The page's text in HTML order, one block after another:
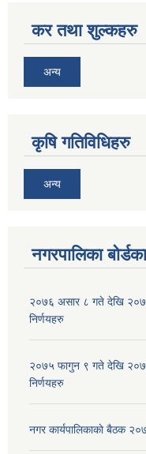
कर तथा शुल्कहरु
अन्य
कृषि गतिविधिहरु
अन्य
नगरपालिका
२०७६ असार ८ गते देखि
निर्णयहरु
२०७५ फागुन ९ गते देखि
निर्णयहरु
नगर कार्यपालिकाकाे बैठक